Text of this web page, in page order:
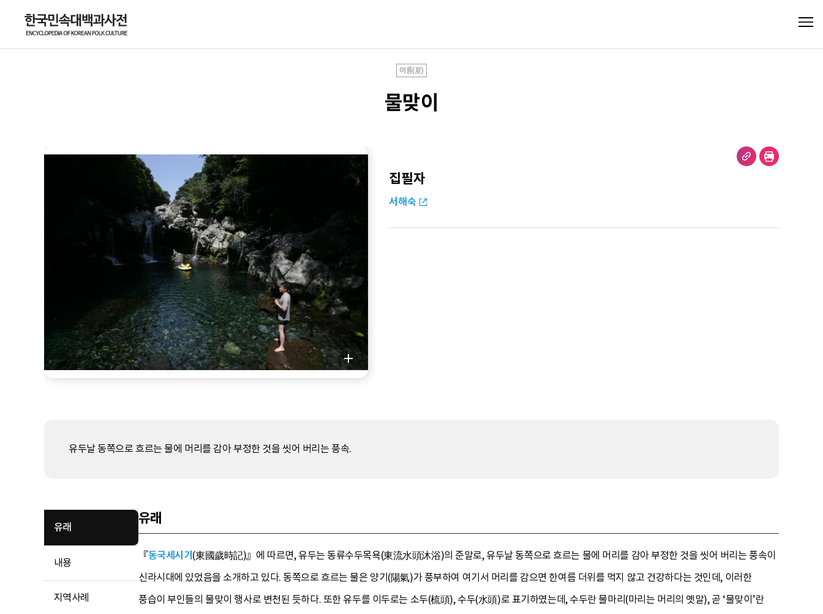
여름(夏)
물맞이
집필자
서해숙
유두날 동쪽으로 흐르는 물에 머리를 감아 부정한 것을 씻어 버리는 풍속.
유래
내용
지역사례
유래
『동국세시기(東國歲時記)』에 따르면, 유두는 동류수두목욕(東流水頭沐浴)의 준말로, 유두날 동쪽으로 흐르는 물에 머리를 감아 부정한 것을 씻어 버리는 풍속이
신라시대에 있었음을 소개하고 있다. 동쪽으로 흐르는 물은 양기(陽氣)가 풍부하여 여기서 머리를 감으면 한여름 더위를 먹지 않고 건강하다는 것인데, 이러한
풍습이 부인들의 물맞이 행사로 변천된 듯하다. 또한 유두를 이두로는 소두(梳頭), 수두(水頭)로 표기하였는데, 수두란 물마리(마리는 머리의 옛말), 곧 ‘물맞이’란